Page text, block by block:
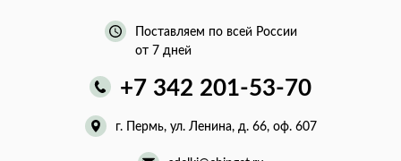
Поставляем по всей России
от 7 дней
+7 342 201-53-70
г. Пермь, ул. Ленина, д. 66, оф. 607